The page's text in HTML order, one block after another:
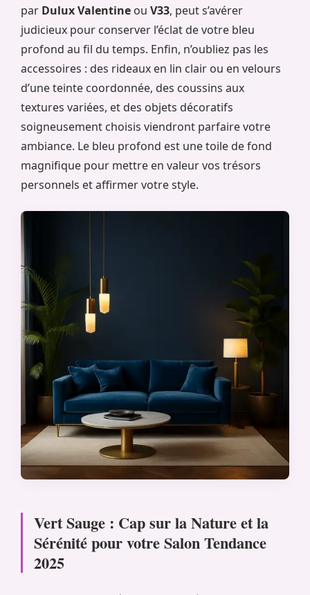
par Dulux Valentine ou V33, peut s’avérer
judicieux pour conserver l’éclat de votre bleu
profond au fil du temps. Enfin, n’oubliez pas les
accessoires : des rideaux en lin clair ou en velours
d’une teinte coordonnée, des coussins aux
textures variées, et des objets décoratifs
soigneusement choisis viendront parfaire votre
ambiance. Le bleu profond est une toile de fond
magnifique pour mettre en valeur vos trésors
personnels et affirmer votre style.
Vert Sauge : Cap sur la Nature et la
Sérénité pour votre Salon Tendance
2025